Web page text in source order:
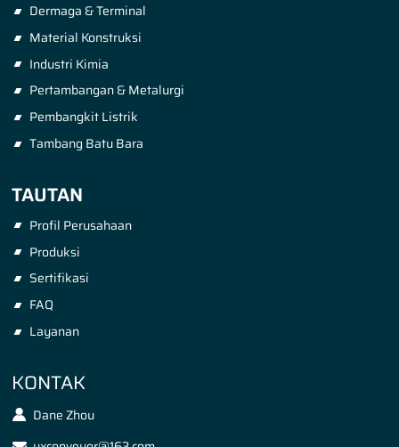
Dermaga & Terminal
Material Konstruksi
Industri Kimia
Pertambangan & Metalurgi
Pembangkit Listrik
Tambang Batu Bara
TAUTAN
Profil Perusahaan
Produksi
Sertifikasi
FAQ
Layanan
KONTAK
Dane Zhou